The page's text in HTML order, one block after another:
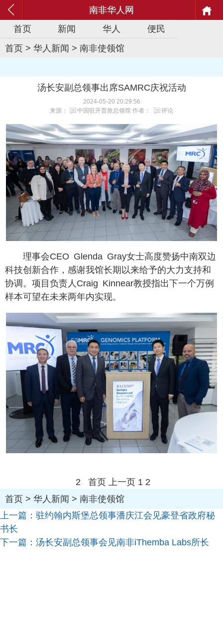
南非华人网
首页
新闻 华人
便民
首页 > 华人新闻 > 南非使领馆
汤长安副总领事出席SAMRC庆祝活动
2024-05-20 20:29:56
来源：
中国驻开普敦总领馆 作者： 评论
理事会CEO Glenda Gray女士高度赞扬中南双边
科技创新合作，感谢我馆长期以来给予的大力支持和
协调。项目负责人Craig Kinnear教授指出下一个万例
样本可望在未来两年内实现。
2 首页 上一页 1 2
首页 > 华人新闻 > 南非使领馆
上一篇： 驻约翰内斯堡总领事潘庆江会见豪登省政府秘
书长
下一篇： 汤长安副总领事会见南非iThemba Labs所长